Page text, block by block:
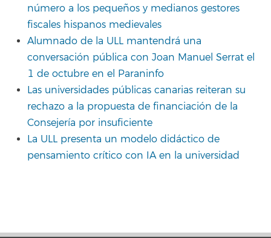
número a los pequeños y medianos gestores
fiscales hispanos medievales
Alumnado de la ULL mantendrá una
conversación pública con Joan Manuel Serrat el
1 de octubre en el Paraninfo
Las universidades públicas canarias reiteran su
rechazo a la propuesta de financiación de la
Consejería por insuficiente
La ULL presenta un modelo didáctico de
pensamiento crítico con IA en la universidad